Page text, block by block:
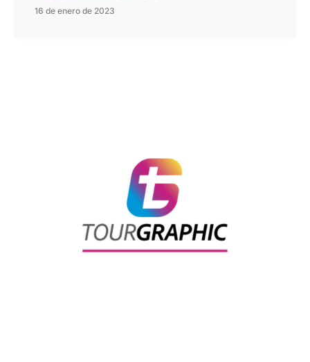
16 de enero de 2023